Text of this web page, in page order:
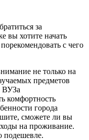
за
вы хотите начать
с чего
не только на
предметов
ВУЗа
комфортность
города
сможете ли вы
на проживание.
подешевле.